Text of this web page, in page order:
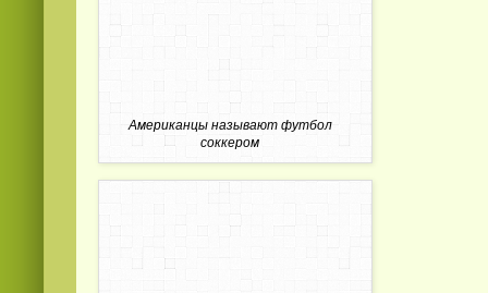
Американцы называют футбол
соккером